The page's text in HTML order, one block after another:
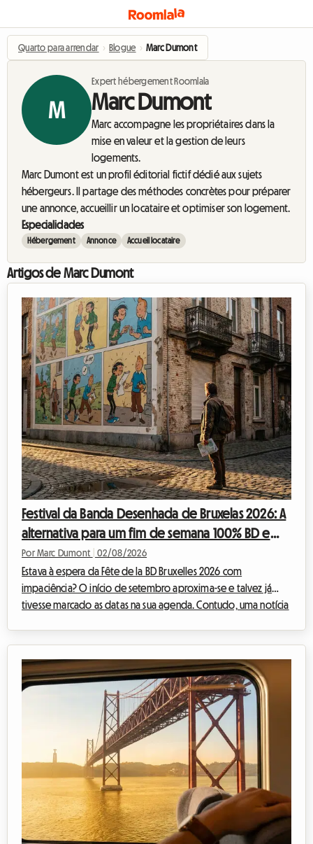
Quarto para arrendar › Blogue › Marc Dumont
M
Expert hébergement Roomlala
Marc Dumont
Marc accompagne les propriétaires dans la
mise en valeur et la gestion de leurs
logements.
Marc Dumont est un profil éditorial fictif dédié aux sujets
hébergeurs. Il partage des méthodes concrètes pour préparer
une annonce, accueillir un locataire et optimiser son logement.
Especialidades
Hébergement Annonce Accueil locataire
Artigos de Marc Dumont
Festival da Banda Desenhada de Bruxelas 2026: A
alternativa para um fim de semana 100% BD e
alojamento económico
Por Marc Dumont 02/08/2026
Estava à espera da Fête de la BD Bruxelles 2026 com
impaciência? O início de setembro aproxima-se e talvez já
tivesse marcado as datas na sua agenda. Contudo, uma notícia
tesouros permanentes para os apaixonados pela nona arte.
Este artigo explica-lhe como transformar esta desilusão numa
oportunidade única: orga...